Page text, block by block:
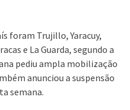
foram Trujillo, Yaracuy,
e La Guarda, segundo a
pediu ampla mobilização
anunciou a suspensão
semana.